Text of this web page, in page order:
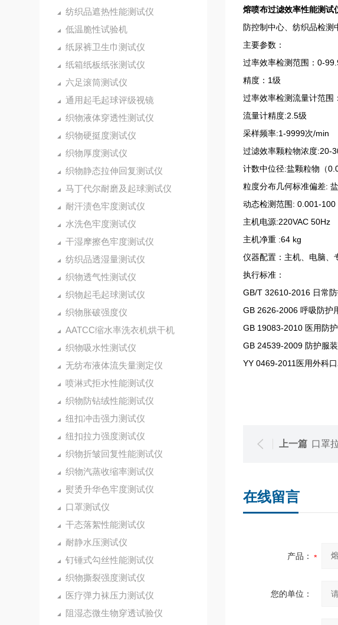
纺织品遮热性能测试仪
低温脆性试验机
纸尿裤卫生巾测试仪
纸箱纸板纸张测试仪
六足滚筒测试仪
通用起毛起球评级视镜
织物液体穿透性测试仪
织物硬挺度测试仪
织物厚度测试仪
织物静态拉伸回复测试仪
马丁代尔耐磨及起球测试仪
耐汗渍色牢度测试仪
水洗色牢度测试仪
干湿摩擦色牢度测试仪
纺织品透湿量测试仪
织物透气性测试仪
织物起毛起球测试仪
织物胀破强度仪
AATCC缩水率洗衣机烘干机
织物吸水性测试仪
无纺布液体流失量测定仪
喷淋式拒水性能测试仪
织物防钻绒性能测试仪
纽扣冲击强力测试仪
纽扣拉力强度测试仪
织物折皱回复性能测试仪
织物汽蒸收缩率测试仪
熨烫升华色牢度测试仪
口罩测试仪
干态落絮性能测试仪
耐静水压测试仪
钉锤式勾丝性能测试仪
织物撕裂强度测试仪
医疗弹力袜压力测试仪
阻湿态微生物穿透试验仪
熔喷布过滤效率性能测试
防控制中心、纺织品检测
主要参数：
过率效率检测范围：0-
精度：1级
过率效率检测流量计范围
流量计精度:2.5级
采样频率:1-9999次/min
过滤效率颗粒物浓度:20-
计数中位径:盐颗粒物（
粒度分布几何标准偏差:
动态检测范围: 0.001-
主机电源:220VAC 50Hz
主机净重 :64 kg
仪器配置：主机、电脑、
执行标准：
GB/T 32610-2016 日常
GB 2626-2006 呼吸防护
GB 19083-2010 医用防
GB 24539-2009 防护服
YY 0469-2011医用外科
上一篇 口罩
在线留言
产品：
您的单位：